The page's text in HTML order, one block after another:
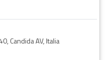
Candida AV, Italia